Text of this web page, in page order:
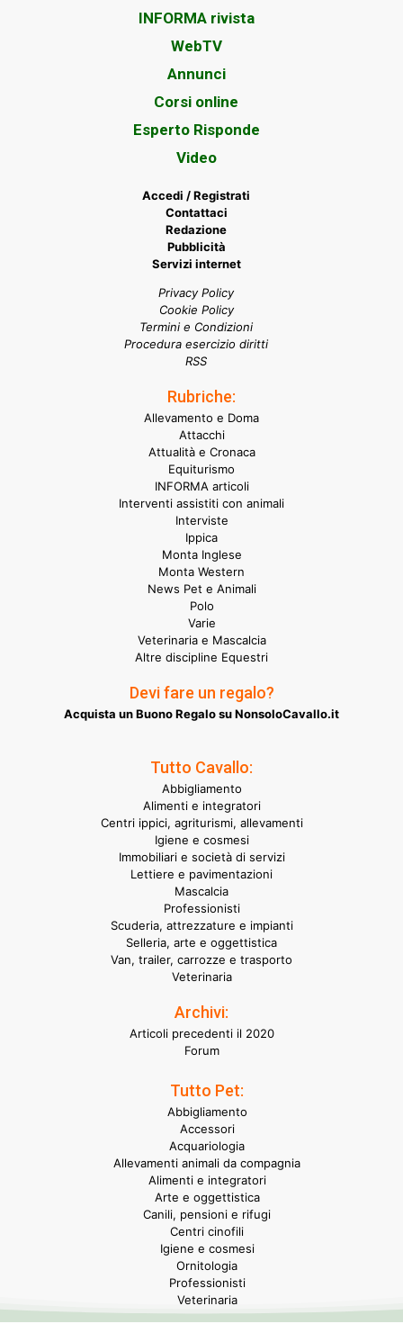
INFORMA rivista
WebTV
Annunci
Corsi online
Esperto Risponde
Video
Accedi / Registrati
Contattaci
Redazione
Pubblicità
Servizi internet
Privacy Policy
Cookie Policy
Termini e Condizioni
Procedura esercizio diritti
RSS
Rubriche:
Allevamento e Doma
Attacchi
Attualità e Cronaca
Equiturismo
INFORMA articoli
Interventi assistiti con animali
Interviste
Ippica
Monta Inglese
Monta Western
News Pet e Animali
Polo
Varie
Veterinaria e Mascalcia
Altre discipline Equestri
Devi fare un regalo?
Acquista un Buono Regalo su NonsoloCavallo.it
Tutto Cavallo:
Abbigliamento
Alimenti e integratori
Centri ippici, agriturismi, allevamenti
Igiene e cosmesi
Immobiliari e società di servizi
Lettiere e pavimentazioni
Mascalcia
Professionisti
Scuderia, attrezzature e impianti
Selleria, arte e oggettistica
Van, trailer, carrozze e trasporto
Veterinaria
Archivi:
Articoli precedenti il 2020
Forum
Tutto Pet:
Abbigliamento
Accessori
Acquariologia
Allevamenti animali da compagnia
Alimenti e integratori
Arte e oggettistica
Canili, pensioni e rifugi
Centri cinofili
Igiene e cosmesi
Ornitologia
Professionisti
Veterinaria